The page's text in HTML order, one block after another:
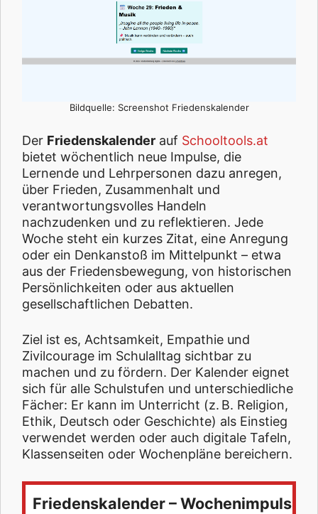
Bildquelle: Screenshot Friedenskalender
Der Friedenskalender auf Schooltools.at
bietet wöchentlich neue Impulse, die
Lernende und Lehrpersonen dazu anregen,
über Frieden, Zusammenhalt und
verantwortungsvolles Handeln
nachzudenken und zu reflektieren. Jede
Woche steht ein kurzes Zitat, eine Anregung
oder ein Denkanstoß im Mittelpunkt – etwa
aus der Friedensbewegung, von historischen
Persönlichkeiten oder aus aktuellen
gesellschaftlichen Debatten.
Ziel ist es, Achtsamkeit, Empathie und
Zivilcourage im Schulalltag sichtbar zu
machen und zu fördern. Der Kalender eignet
sich für alle Schulstufen und unterschiedliche
Fächer: Er kann im Unterricht (z. B. Religion,
Ethik, Deutsch oder Geschichte) als Einstieg
verwendet werden oder auch digitale Tafeln,
Klassenseiten oder Wochenpläne bereichern.
Friedenskalender – Wochenimpuls